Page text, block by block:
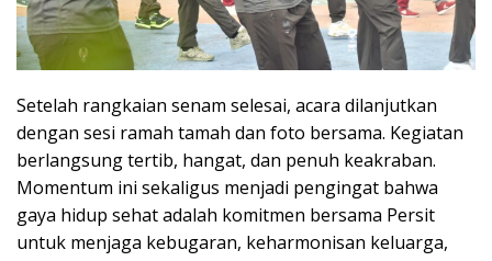
Setelah rangkaian senam selesai, acara dilanjutkan
dengan sesi ramah tamah dan foto bersama. Kegiatan
berlangsung tertib, hangat, dan penuh keakraban.
Momentum ini sekaligus menjadi pengingat bahwa
gaya hidup sehat adalah komitmen bersama Persit
untuk menjaga kebugaran, keharmonisan keluarga,